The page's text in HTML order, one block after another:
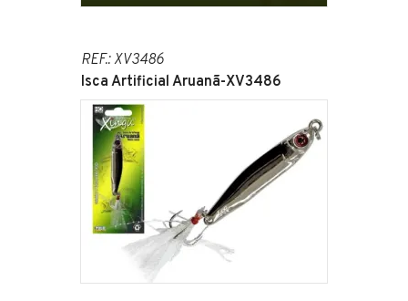
REF.: XV3486
Isca Artificial Aruanã-XV3486